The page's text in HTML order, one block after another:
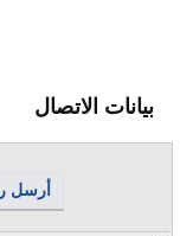
بيانات الاتصال
أرسل